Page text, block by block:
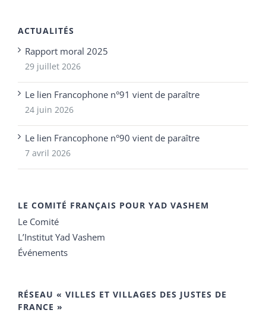
ACTUALITÉS
Rapport moral 2025
29 juillet 2026
Le lien Francophone n°91 vient de paraître
24 juin 2026
Le lien Francophone n°90 vient de paraître
7 avril 2026
LE COMITÉ FRANÇAIS POUR YAD VASHEM
Le Comité
L’Institut Yad Vashem
Événements
RÉSEAU « VILLES ET VILLAGES DES JUSTES DE
FRANCE »